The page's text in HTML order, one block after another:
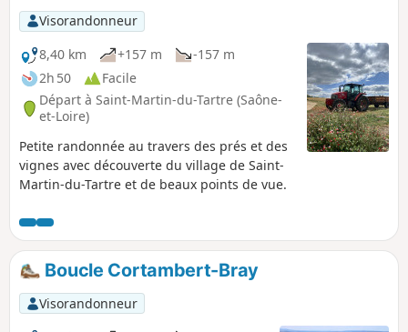
Visorandonneur
8,40 km
+157 m
-157 m
2h 50
Facile
Départ à Saint-Martin-du-Tartre (Saône-
et-Loire)
Petite randonnée au travers des prés et des
vignes avec découverte du village de Saint-
Martin-du-Tartre et de beaux points de vue.
Boucle Cortambert-Bray
Visorandonneur